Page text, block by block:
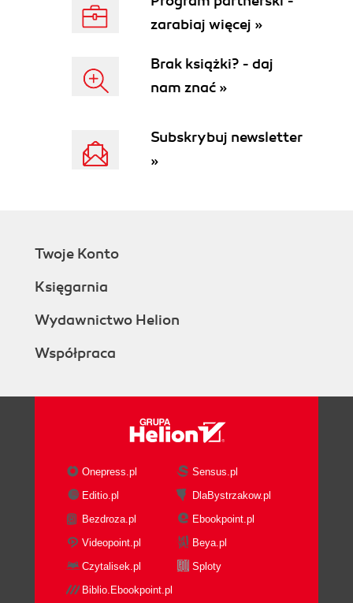
zarabiaj więcej »
Brak książki? - daj
nam znać »
Subskrybuj newsletter
»
Twoje Konto
Księgarnia
Wydawnictwo Helion
Współpraca
Onepress.pl
Sensus.pl
Editio.pl
DlaBystrzakow.pl
Bezdroza.pl
Ebookpoint.pl
Videopoint.pl
Beya.pl
Czytalisek.pl
Sploty
Biblio.Ebookpoint.pl